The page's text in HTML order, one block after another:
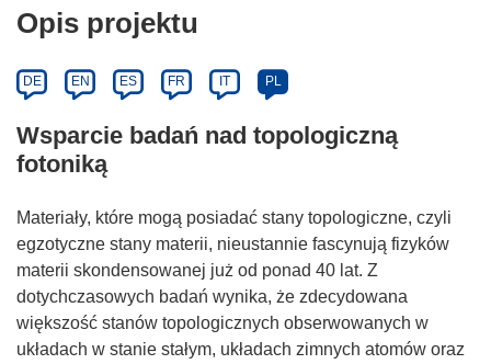
Opis projektu
DE EN ES FR IT PL
Wsparcie badań nad topologiczną
fotoniką
Materiały, które mogą posiadać stany topologiczne, czyli
egzotyczne stany materii, nieustannie fascynują fizyków
materii skondensowanej już od ponad 40 lat. Z
dotychczasowych badań wynika, że zdecydowana
większość stanów topologicznych obserwowanych w
układach w stanie stałym, układach zimnych atomów oraz